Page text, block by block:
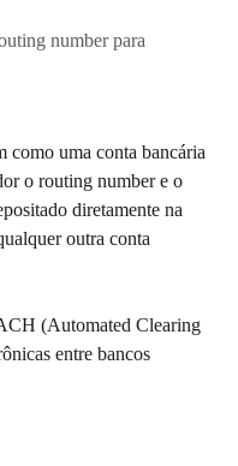
number para
como uma conta bancária
o routing number e o
diretamente na
outra conta
(Automated Clearing
entre bancos